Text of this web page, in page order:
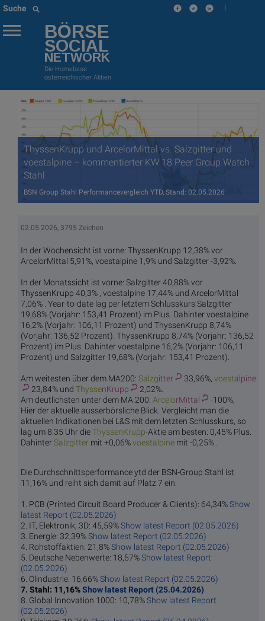
Suche |
BÖRSE
SOCIAL
NETWORK
Die Homebase
österreichischer Aktien
ThyssenKrupp und ArcelorMittal vs. Salzgitter und
voestalpine – kommentierter KW 18 Peer Group Watch
Stahl
BSN Group Stahl Performancevergleich YTD, Stand: 02.05.2026
02.05.2026, 3795 Zeichen
In der Wochensicht ist vorne: ThyssenKrupp 12,38% vor
ArcelorMittal 5,91%, voestalpine 1,9% und Salzgitter -3,92%.
In der Monatssicht ist vorne: Salzgitter 40,88% vor
ThyssenKrupp 40,3% , voestalpine 17,44% und ArcelorMittal
7,06% . Year-to-date lag per letztem Schlusskurs Salzgitter
19,68% (Vorjahr: 153,41 Prozent) im Plus. Dahinter voestalpine
16,2% (Vorjahr: 106,11 Prozent) und ThyssenKrupp 8,74%
(Vorjahr: 136,52 Prozent). ThyssenKrupp 8,74% (Vorjahr: 136,52
Prozent) im Plus. Dahinter voestalpine 16,2% (Vorjahr: 106,11
Prozent) und Salzgitter 19,68% (Vorjahr: 153,41 Prozent).
Am weitesten über dem MA200: Salzgitter 33,96%, voestalpine
23,84% und ThyssenKrupp
2,02%.
Am deutlichsten unter dem MA 200: ArcelorMittal
-100%,
Hier der aktuelle ausserbörsliche Blick. Vergleicht man die
aktuellen Indikationen bei L&S mit dem letzten Schlusskurs, so
lag um 8:35 Uhr dieThyssenKrupp-Aktie am besten: 0,45% Plus.
DahinterSalzgitter mit +0,06%voestalpine mit -0,25% .
Die Durchschnittsperformance ytd der BSN-Group Stahl ist
11,16% und reiht sich damit auf Platz 7 ein:
1. PCB (Printed Circuit Board Producer & Clients): 64,34%Show
latest Report (02.05.2026)
2. IT, Elektronik, 3D: 45,59%Show latest Report (02.05.2026)
3. Energie: 32,39%Show latest Report (02.05.2026)
4. Rohstoffaktien: 21,8%Show latest Report (02.05.2026)
5. Deutsche Nebenwerte: 18,57%Show latest Report
(02.05.2026)
6. Ölindustrie: 16,66%Show latest Report (02.05.2026)
7. Stahl: 11,16%Show latest Report (25.04.2026)
8. Global Innovation 1000: 10,78%Show latest Report
(02.05.2026)